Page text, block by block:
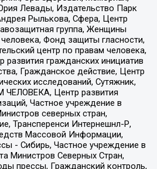
Левады, Издательство Парк
Рылькова, Сфера, Центр
группа, Женщины
Фонд защиты гласности,
центр по правам человека,
развития гражданских инициатив
Гражданское действие, Центр
исследований, Сутяжник,
Центр развития
Частное учреждение в
северных стран,
Трансперенси Интернешнл-Р,
Массовой Информации,
- Сибирь, Частное учреждение в
Министров Северных Стран,
прессы, Гражданский контроль,